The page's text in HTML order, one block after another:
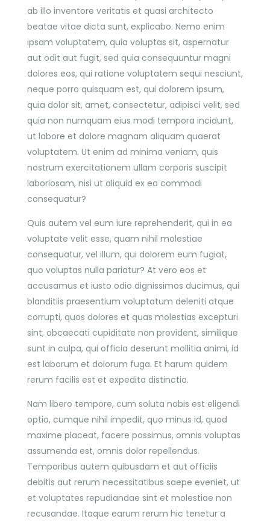
ab illo inventore veritatis et quasi architecto
beatae vitae dicta sunt, explicabo. Nemo enim
ipsam voluptatem, quia voluptas sit, aspernatur
aut odit aut fugit, sed quia consequuntur magni
dolores eos, qui ratione voluptatem sequi nesciunt,
neque porro quisquam est, qui dolorem ipsum,
quia dolor sit, amet, consectetur, adipisci velit, sed
quia non numquam eius modi tempora incidunt,
ut labore et dolore magnam aliquam quaerat
voluptatem. Ut enim ad minima veniam, quis
nostrum exercitationem ullam corporis suscipit
laboriosam, nisi ut aliquid ex ea commodi
consequatur?
Quis autem vel eum iure reprehenderit, qui in ea
voluptate velit esse, quam nihil molestiae
consequatur, vel illum, qui dolorem eum fugiat,
quo voluptas nulla pariatur? At vero eos et
accusamus et iusto odio dignissimos ducimus, qui
blanditiis praesentium voluptatum deleniti atque
corrupti, quos dolores et quas molestias excepturi
sint, obcaecati cupiditate non provident, similique
sunt in culpa, qui officia deserunt mollitia animi, id
est laborum et dolorum fuga. Et harum quidem
rerum facilis est et expedita distinctio.
Nam libero tempore, cum soluta nobis est eligendi
optio, cumque nihil impedit, quo minus id, quod
maxime placeat, facere possimus, omnis voluptas
assumenda est, omnis dolor repellendus.
Temporibus autem quibusdam et aut officiis
debitis aut rerum necessitatibus saepe eveniet, ut
et voluptates repudiandae sint et molestiae non
recusandae. Itaque earum rerum hic tenetur a